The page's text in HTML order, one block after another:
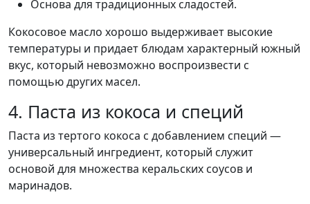
Основа для традиционных сладостей.
Кокосовое масло хорошо выдерживает высокие
температуры и придает блюдам характерный южный
вкус, который невозможно воспроизвести с
помощью других масел.
4. Паста из кокоса и специй
Паста из тертого кокоса с добавлением специй —
универсальный ингредиент, который служит
основой для множества керальских соусов и
маринадов.